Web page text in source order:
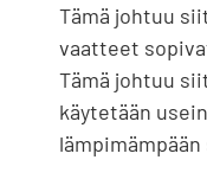
Tämä johtuu
vaatteet
Tämä johtuu
käytetään
lämpimämpään